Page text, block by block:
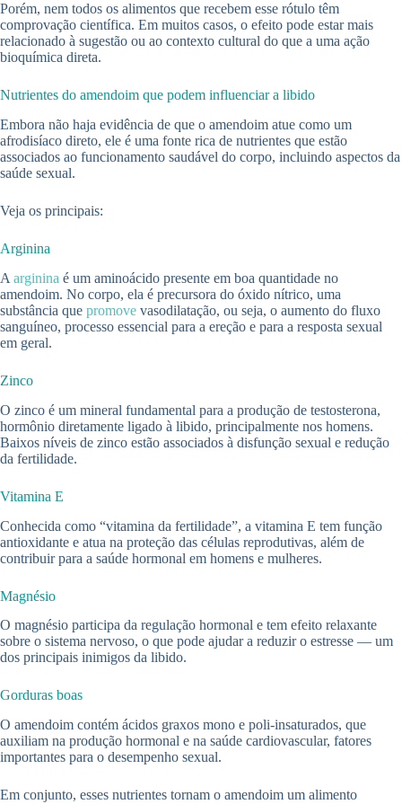
Porém, nem todos os alimentos que recebem esse rótulo têm
comprovação científica. Em muitos casos, o efeito pode estar mais
relacionado à sugestão ou ao contexto cultural do que a uma ação
bioquímica direta.
Nutrientes do amendoim que podem influenciar a libido
Embora não haja evidência de que o amendoim atue como um
afrodisíaco direto, ele é uma fonte rica de nutrientes que estão
associados ao funcionamento saudável do corpo, incluindo aspectos da
saúde sexual.
Veja os principais:
Arginina
A arginina é um aminoácido presente em boa quantidade no
amendoim. No corpo, ela é precursora do óxido nítrico, uma
substância que promove vasodilatação, ou seja, o aumento do fluxo
sanguíneo, processo essencial para a ereção e para a resposta sexual
em geral.
Zinco
O zinco é um mineral fundamental para a produção de testosterona,
hormônio diretamente ligado à libido, principalmente nos homens.
Baixos níveis de zinco estão associados à disfunção sexual e redução
da fertilidade.
Vitamina E
Conhecida como “vitamina da fertilidade”, a vitamina E tem função
antioxidante e atua na proteção das células reprodutivas, além de
contribuir para a saúde hormonal em homens e mulheres.
Magnésio
O magnésio participa da regulação hormonal e tem efeito relaxante
sobre o sistema nervoso, o que pode ajudar a reduzir o estresse — um
dos principais inimigos da libido.
Gorduras boas
O amendoim contém ácidos graxos mono e poli-insaturados, que
auxiliam na produção hormonal e na saúde cardiovascular, fatores
importantes para o desempenho sexual.
Em conjunto, esses nutrientes tornam o amendoim um alimento